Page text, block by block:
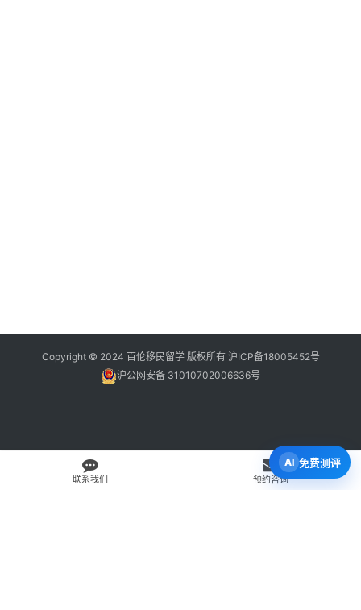
Copyright © 2024 百伦移民留学 版权所有 沪ICP备18005452号
沪公网安备 31010702006636号
联系我们 预约咨询
免费测评